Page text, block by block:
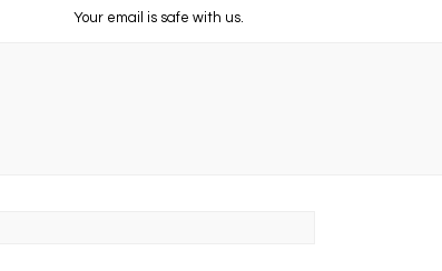
Your email is safe with us.